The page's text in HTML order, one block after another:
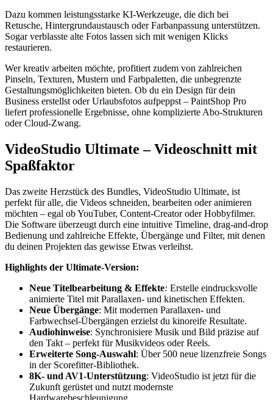
Dazu kommen leistungsstarke KI-Werkzeuge, die dich bei
Retusche, Hintergrundaustausch oder Farbanpassung unterstützen.
Sogar verblasste alte Fotos lassen sich mit wenigen Klicks
restaurieren.
Wer kreativ arbeiten möchte, profitiert zudem von zahlreichen
Pinseln, Texturen, Mustern und Farbpaletten, die unbegrenzte
Gestaltungsmöglichkeiten bieten. Ob du ein Design für dein
Business erstellst oder Urlaubsfotos aufpeppst – PaintShop Pro
liefert professionelle Ergebnisse, ohne komplizierte Abo-Strukturen
oder Cloud-Zwang.
VideoStudio Ultimate – Videoschnitt mit
Spaßfaktor
Das zweite Herzstück des Bundles, VideoStudio Ultimate, ist
perfekt für alle, die Videos schneiden, bearbeiten oder animieren
möchten – egal ob YouTuber, Content-Creator oder Hobbyfilmer.
Die Software überzeugt durch eine intuitive Timeline, drag-and-drop
Bedienung und zahlreiche Effekte, Übergänge und Filter, mit denen
du deinen Projekten das gewisse Etwas verleihst.
Highlights der Ultimate-Version:
Neue Titelbearbeitung & Effekte: Erstelle eindrucksvolle
animierte Titel mit Parallaxen- und kinetischen Effekten.
Neue Übergänge: Mit modernen Parallaxen- und
Farbwechsel-Übergängen erzielst du kinoreife Resultate.
Audiohinweise: Synchronisiere Musik und Bild präzise auf
den Takt – perfekt für Musikvideos oder Reels.
Erweiterte Song-Auswahl: Über 500 neue lizenzfreie Songs
in der Scorefitter-Bibliothek.
8K- und AV1-Unterstützung: VideoStudio ist jetzt für die
Zukunft gerüstet und nutzt modernste
Hardwarebeschleunigung.